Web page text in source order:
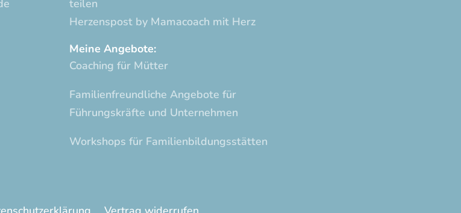
teilen
Herzenspost by Mamacoach mit Herz
Meine Angebote:
Coaching für Mütter
Familienfreundliche Angebote für
Führungskräfte und Unternehmen
Workshops für Familienbildungsstätten